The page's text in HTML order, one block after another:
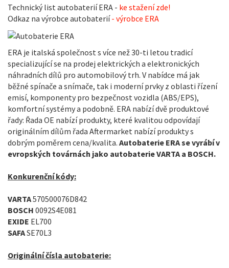
Technický list autobaterií ERA - ke stažení zde!
Odkaz na výrobce autobaterií- výrobce ERA
ERA je italská společnost s více než 30-ti letou tradicí
specializující se na prodej elektrických a elektronických
náhradních dílů pro automobilový trh. V nabídce má jak
běžné spínače a snímače, tak i moderní prvky z oblasti řízení
emisí, komponenty pro bezpečnost vozidla (ABS/EPS),
komfortní systémy a podobně. ERA nabízí dvě produktové
řady: Řada OE nabízí produkty, které kvalitou odpovídají
originálním dílům řada Aftermarket nabízí produkty s
dobrým poměrem cena/kvalita. Autobaterie ERA se vyrábí v
evropských továrnách jako autobaterie VARTA a BOSCH.
Konkurenční kódy:
VARTA570500076D842
BOSCH 0092S4E081
EXIDE EL700
SAFASE70L3
Originální čísla autobaterie: